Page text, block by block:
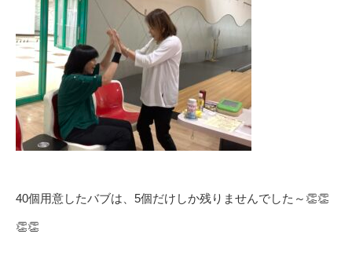
40個用意したバブは、5個だけしか残りませんでした～👏👏
👏👏